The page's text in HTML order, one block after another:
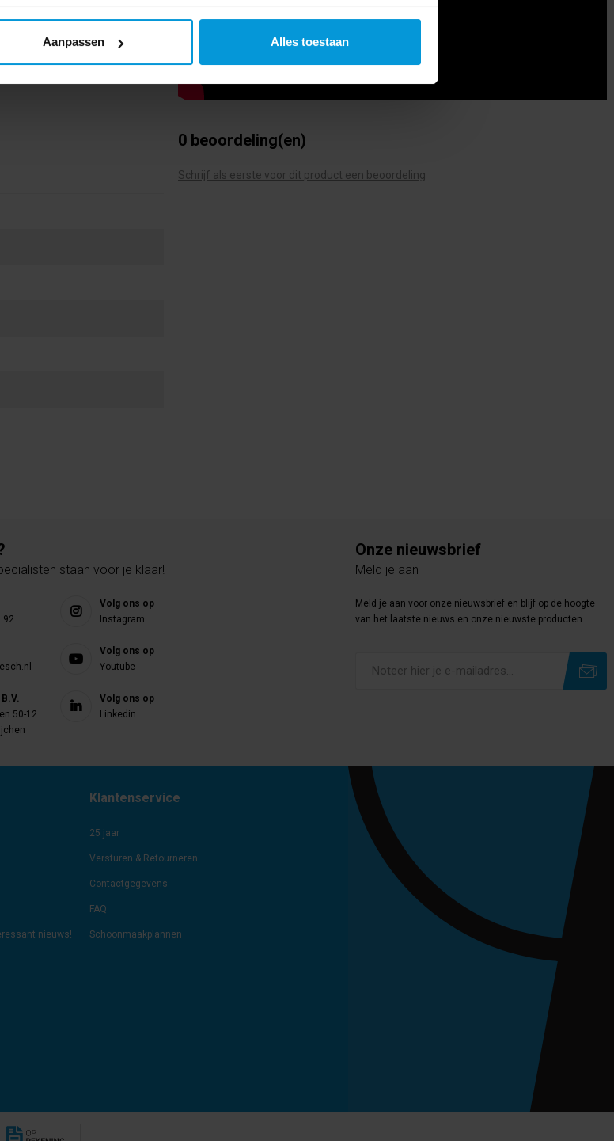
Aanpassen Alles toestaan
deurstopper
0 beoordeling(en)
Schrijf als eerste voor dit product een beoordeling
staan voor je klaar!
92
50-12
Volg ons op
Instagram
Volg ons op
Youtube
Volg ons op
Linkedin
Onze nieuwsbrief
Meld je aan
Meld je aan voor onze nieuwsbrief en blijf op de hoogte
van het laatste nieuws en onze nieuwste producten.
nieuws!
Klantenservice
25 jaar
Versturen & Retourneren
Contactgegevens
FAQ
Schoonmaakplannen